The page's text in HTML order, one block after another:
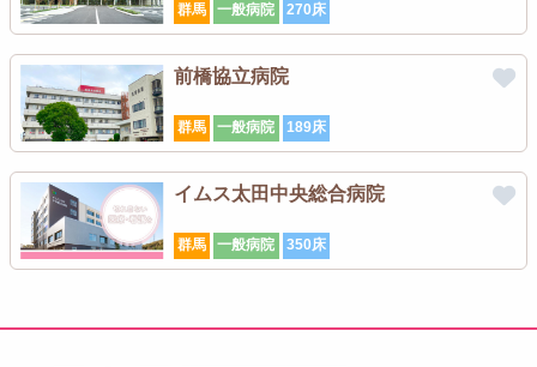
群馬 一般病院 270床
前橋協立病院
群馬 一般病院 189床
イムス太田中央総合病院
群馬 一般病院 350床